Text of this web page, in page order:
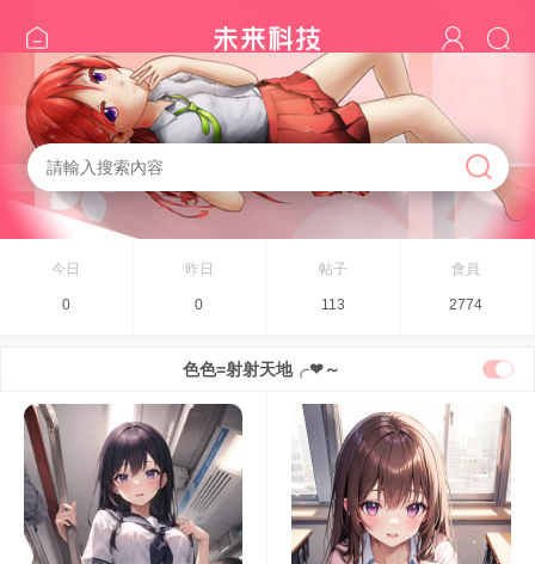
今日
0
昨日
0
帖子
113
會員
2774
色色=射射天地╭❤～